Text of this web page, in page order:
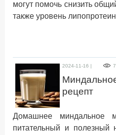
могут помочь снизить
также уровень
2024-11-16 |
рецепт
Домашнее миндальное
питательный и полезный